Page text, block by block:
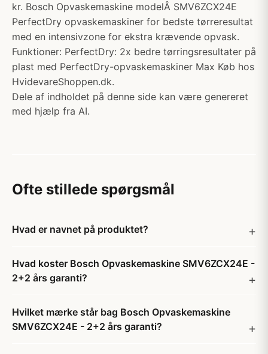
kr. Bosch Opvaskemaskine modelÂ SMV6ZCX24E
PerfectDry opvaskemaskiner for bedste tørreresultat
med en intensivzone for ekstra krævende opvask.
Funktioner: PerfectDry: 2x bedre tørringsresultater på
plast med PerfectDry-opvaskemaskiner Max Køb hos
HvidevareShoppen.dk.
Dele af indholdet på denne side kan være genereret
med hjælp fra AI.
Ofte stillede spørgsmål
Hvad er navnet på produktet?
Hvad koster Bosch Opvaskemaskine SMV6ZCX24E -
2+2 års garanti?
Hvilket mærke står bag Bosch Opvaskemaskine
SMV6ZCX24E - 2+2 års garanti?